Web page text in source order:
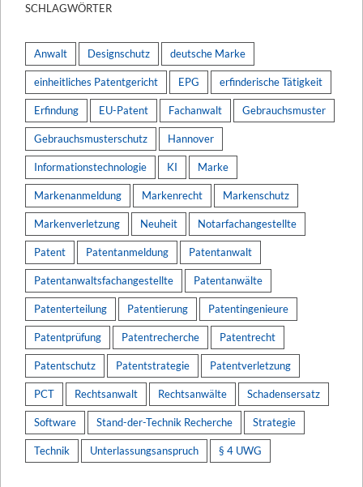
SCHLAGWÖRTER
Anwalt Designschutz deutsche Marke
einheitliches Patentgericht EPG erfinderische Tätigkeit
Erfindung EU-Patent Fachanwalt Gebrauchsmuster
Gebrauchsmusterschutz Hannover
Informationstechnologie KI Marke
Markenanmeldung Markenrecht Markenschutz
Markenverletzung Neuheit Notarfachangestellte
Patent Patentanmeldung Patentanwalt
Patentanwaltsfachangestellte Patentanwälte
Patenterteilung Patentierung Patentingenieure
Patentprüfung Patentrecherche Patentrecht
Patentschutz Patentstrategie Patentverletzung
PCT Rechtsanwalt Rechtsanwälte Schadensersatz
Software Stand-der-Technik Recherche Strategie
Technik Unterlassungsanspruch § 4 UWG